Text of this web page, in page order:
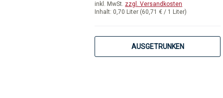
Inhalt: 0,70 Liter (60,71 € / 1 Liter)
inkl. MwSt. zzgl. Versandkosten
AUSGETRUNKEN